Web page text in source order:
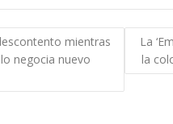
mientras
negocia nuevo
La
la